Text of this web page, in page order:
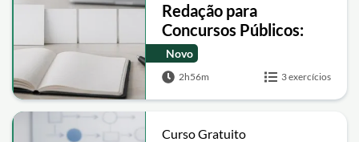
Redação para
Concursos Públicos:
Estrutura, Introdução,
Desenvolvimento e
Conclusão
Novo
2h56m 3 exercícios
Curso Gratuito